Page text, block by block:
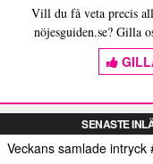
Vill du få veta precis
nöjesguiden.se? Gilla
SENASTE
Veckans samlade intryck